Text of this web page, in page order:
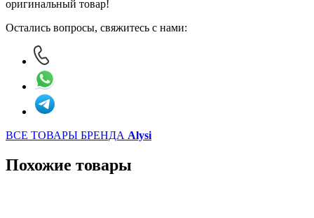
оригинальный товар!
Остались вопросы, свяжитесь с нами:
ВСЕ ТОВАРЫ БРЕНДА Alysi
Похожие товары